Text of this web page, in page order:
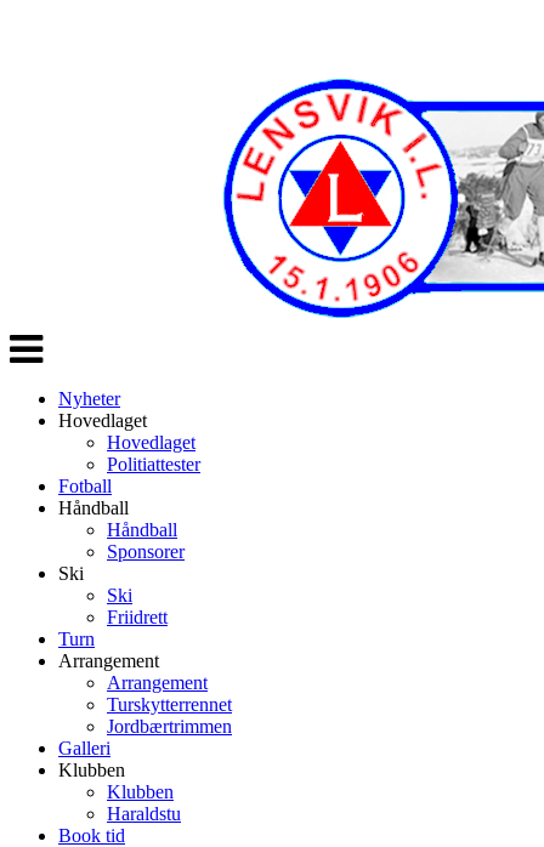
Veksle
navigasjon
Nyheter
Hovedlaget
Hovedlaget
Politiattester
Fotball
Håndball
Håndball
Sponsorer
Ski
Ski
Friidrett
Turn
Arrangement
Arrangement
Turskytterrennet
Jordbærtrimmen
Galleri
Klubben
Klubben
Haraldstu
Book tid